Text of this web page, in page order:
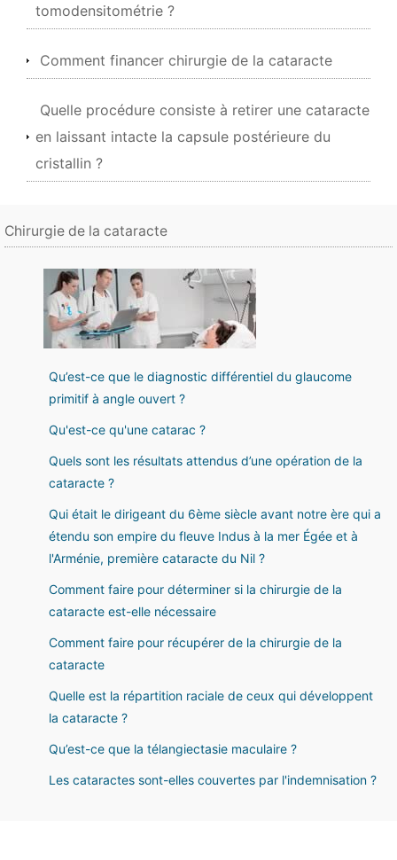
tomodensitométrie ?
Comment financer chirurgie de la cataracte
Quelle procédure consiste à retirer une cataracte
en laissant intacte la capsule postérieure du
cristallin ?
Chirurgie de la cataracte
Qu’est-ce que le diagnostic différentiel du glaucome
primitif à angle ouvert ?
Qu'est-ce qu'une catarac ?
Quels sont les résultats attendus d’une opération de la
cataracte ?
Qui était le dirigeant du 6ème siècle avant notre ère qui a
étendu son empire du fleuve Indus à la mer Égée et à
l'Arménie, première cataracte du Nil ?
Comment faire pour déterminer si la chirurgie de la
cataracte est-elle nécessaire
Comment faire pour récupérer de la chirurgie de la
cataracte
Quelle est la répartition raciale de ceux qui développent
la cataracte ?
Qu’est-ce que la télangiectasie maculaire ?
Les cataractes sont-elles couvertes par l'indemnisation ?